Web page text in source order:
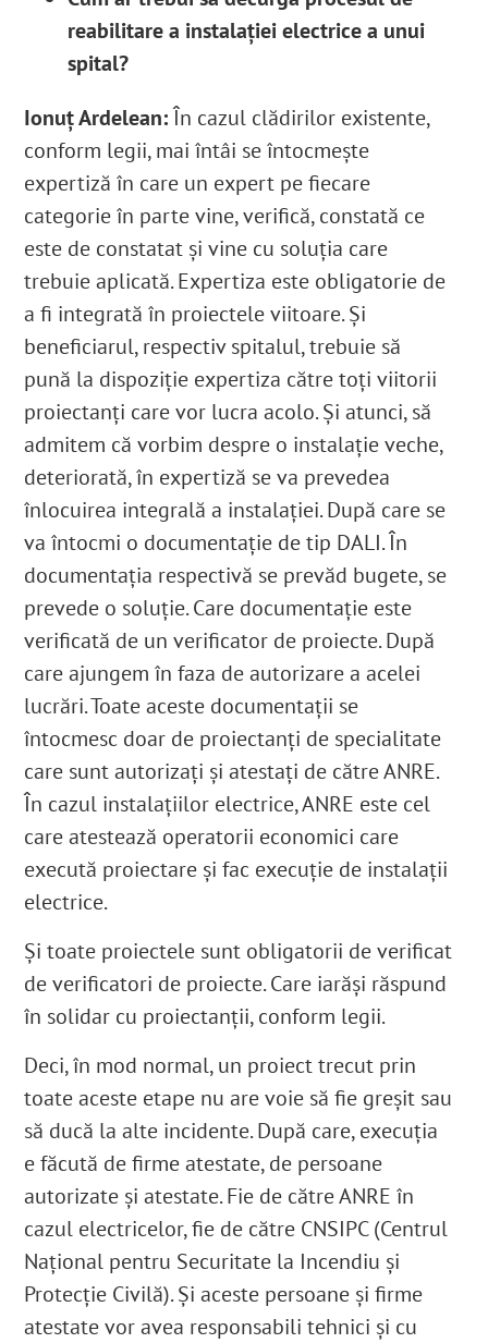
reabilitare a instalației electrice a unui
spital?
Ionuț Ardelean:În cazul clădirilor existente,
conform legii, mai întâi se întocmește
expertiză în care un expert pe fiecare
categorie în parte vine, verifică, constată ce
este de constatat și vine cu soluția care
trebuie aplicată. Expertiza este obligatorie de
a fi integrată în proiectele viitoare. Și
beneficiarul, respectiv spitalul, trebuie să
pună la dispoziție expertiza către toți viitorii
proiectanți care vor lucra acolo. Și atunci, să
admitem că vorbim despre o instalație veche,
deteriorată, în expertiză se va prevedea
înlocuirea integrală a instalației. După care se
va întocmi o documentație de tip DALI. În
documentația respectivă se prevăd bugete, se
prevede o soluție. Care documentație este
verificată de un verificator de proiecte. După
care ajungem în faza de autorizare a acelei
lucrări. Toate aceste documentații se
întocmesc doar de proiectanți de specialitate
care sunt autorizați și atestați de către ANRE.
În cazul instalațiilor electrice, ANRE este cel
care atestează operatorii economici care
execută proiectare și fac execuție de instalații
electrice.
Și toate proiectele sunt obligatorii de verificat
de verificatori de proiecte. Care iarăși răspund
în solidar cu proiectanții, conform legii.
Deci, în mod normal, un proiect trecut prin
toate aceste etape nu are voie să fie greșit sau
să ducă la alte incidente. După care, execuția
e făcută de firme atestate, de persoane
autorizate și atestate. Fie de către ANRE în
cazul electricelor, fie de către CNSIPC (Centrul
Național pentru Securitate la Incendiu și
Protecție Civilă). Și aceste persoane și firme
atestate vor avea responsabili tehnici și cu